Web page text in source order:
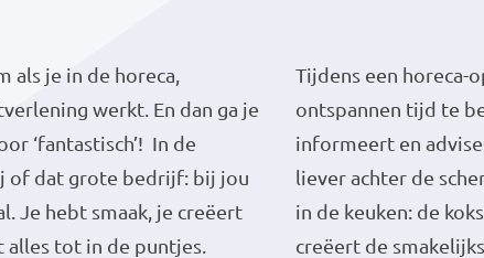
als je in de horeca,
werkt. En dan ga je
‘fantastisch’! In de
of dat grote bedrijf: bij jou
Je hebt smaak, je creëert
alles tot in de puntjes.
Tijdens een horeca-
ontspannen tijd te
informeert en
liever achter de
in de keuken: de
creëert de